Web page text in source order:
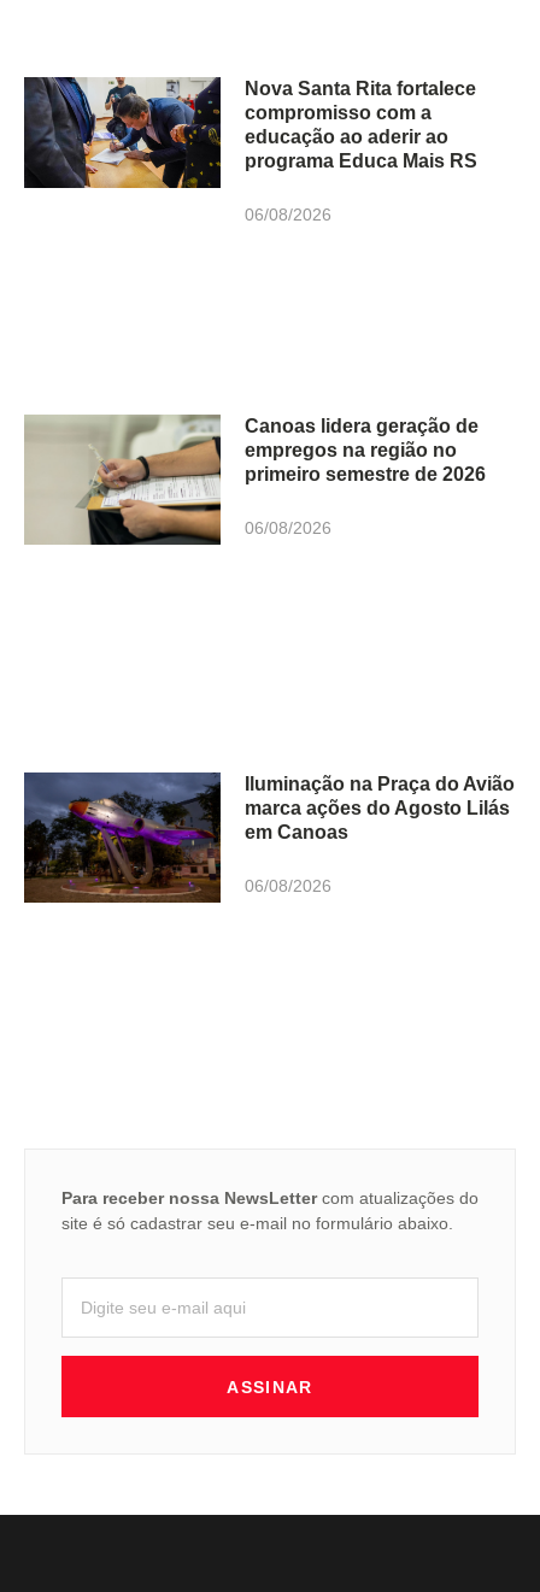
Nova Santa Rita fortalece
compromisso com a
educação ao aderir ao
programa Educa Mais RS
06/08/2026
Canoas lidera geração de
empregos na região no
primeiro semestre de 2026
06/08/2026
Iluminação na Praça do Avião
marca ações do Agosto Lilás
em Canoas
06/08/2026
Para receber nossa NewsLettercom atualizações do
site é só cadastrar seu e-mail no formulário abaixo.
ASSINAR